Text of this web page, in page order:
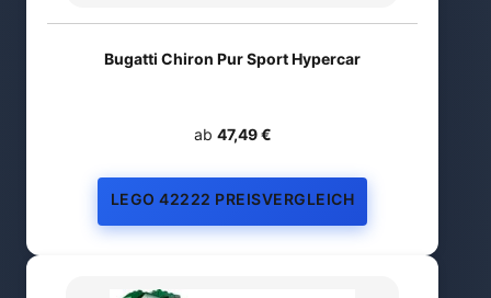
Bugatti Chiron Pur Sport Hypercar
ab 47,49 €
LEGO 42222 PREISVERGLEICH